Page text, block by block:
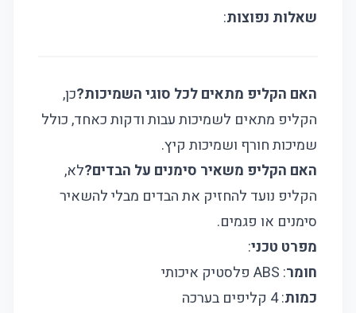
שאלות נפוצות:
האם הקליפ מתאים לכל סוגי השמיכות?כן,
הקליפ מתאים לשמיכות עבות ודקות כאחד, כולל
שמיכות חורף ושמיכות קיץ.
האם הקליפ משאיר סימנים על הבדים?לא,
הקליפ נועד להחזיק את הבדים מבלי להשאיר
סימנים או פגמים.
מפרט טכני:
חומר: ABS פלסטיק איכותי
כמות: 4 קליפים בערכה